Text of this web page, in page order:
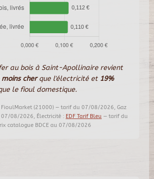
au bois à Saint-Apollinaire revient
moins cherque l'électricité et 19%
le fioul domestique.
FioulMarket (21000) — tarif du 07/08/2026, Gaz
08/2026, Électricité : EDF Tarif Bleu — tarif du
catalogue BDCE au 07/08/2026